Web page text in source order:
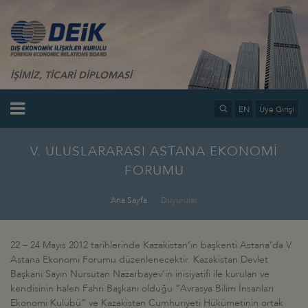
İŞİMİZ, TİCARİ DİPLOMASİ
EN Üye Girişi
V. ULUSLARARASI ASTANA EKONOMİ
FORUMU
Ana Sayfa Duyurular
22 – 24 Mayıs 2012 tarihlerinde Kazakistan’ın başkenti Astana’da V.
Astana Ekonomi Forumu düzenlenecektir. Kazakistan Devlet
Başkanı Sayın Nursutan Nazarbayev’in inisiyatifi ile kurulan ve
kendisinin halen Fahri Başkanı olduğu “Avrasya Bilim İnsanları
Ekonomi Kulübü” ve Kazakistan Cumhuriyeti Hükümetinin ortak